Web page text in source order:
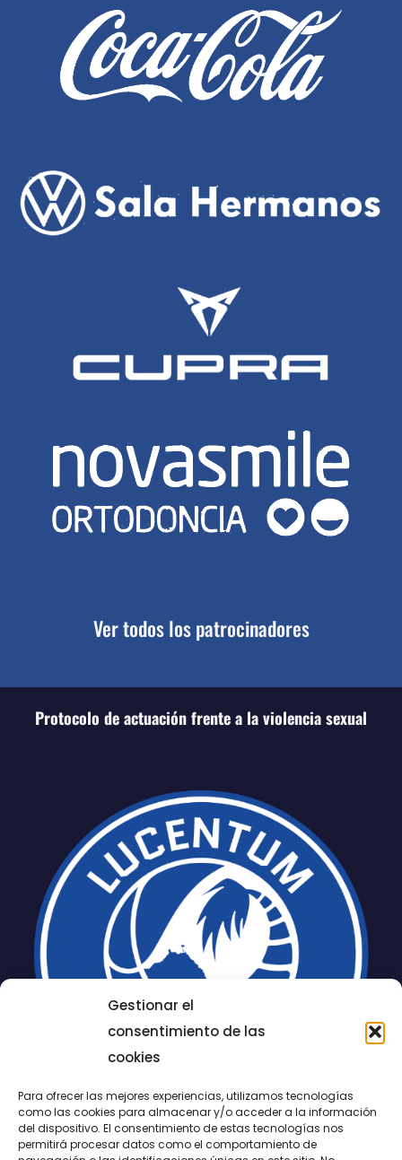
Gestionar el
consentimiento de las
cookies
Para ofrecer las mejores experiencias, utilizamos tecnologías
como las cookies para almacenar y/o acceder a la información
del dispositivo. El consentimiento de estas tecnologías nos
permitirá procesar datos como el comportamiento de
Ver todos los patrocinadores
Protocolo de actuación frente a la violencia sexual